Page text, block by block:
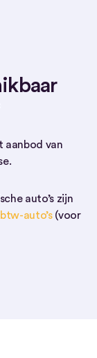
aanbod van
auto’s zijn
btw-auto’s(voor